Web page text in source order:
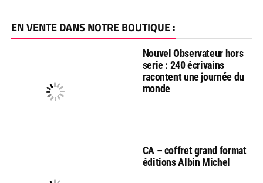
EN VENTE DANS NOTRE BOUTIQUE :
Nouvel Observateur hors
serie : 240 écrivains
racontent une journée du
monde
CA – coffret grand format
éditions Albin Michel